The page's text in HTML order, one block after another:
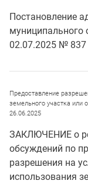
Постановление
муниципального
02.07.2025 № 837
Предоставление
земельного участка или
26.06.2025
ЗАКЛЮЧЕНИЕ о
обсуждений по
разрешения на
использования